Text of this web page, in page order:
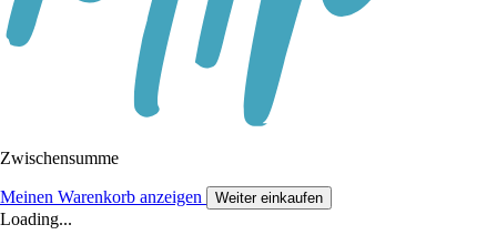
Zwischensumme
Meinen Warenkorb anzeigen Weiter einkaufen
Loading...